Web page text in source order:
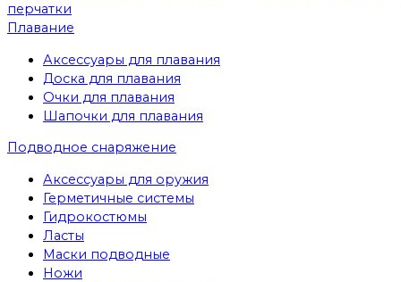
перчатки
Плавание
Аксессуары для плавания
Доска для плавания
Очки для плавания
Шапочки для плавания
Подводное снаряжение
Аксессуары для оружия
Герметичные системы
Гидрокостюмы
Ласты
Маски подводные
Ножи